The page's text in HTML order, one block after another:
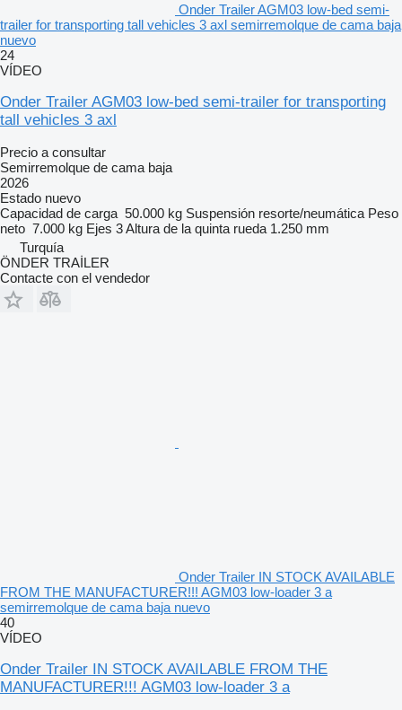
Onder Trailer AGM03 low-bed semi-
trailer for transporting tall vehicles 3 axl semirremolque de cama baja
nuevo
24
VÍDEO
Onder Trailer AGM03 low-bed semi-trailer for transporting
tall vehicles 3 axl
Precio a consultar
Semirremolque de cama baja
2026
Estado nuevo
Capacidad de carga 50.000 kg Suspensión resorte/neumática Peso
neto 7.000 kg Ejes 3Altura de la quinta rueda 1.250 mm
Turquía
ÖNDER TRAİLER
Contacte con el vendedor
Onder Trailer IN STOCK AVAILABLE
FROM THE MANUFACTURER!!! AGM03 low-loader 3 a
semirremolque de cama baja nuevo
40
VÍDEO
Onder Trailer IN STOCK AVAILABLE FROM THE
MANUFACTURER!!! AGM03 low-loader 3 a